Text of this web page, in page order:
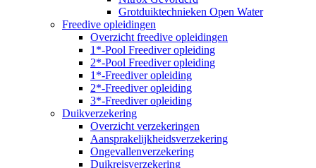
Grotduiktechnieken Open Water
Freedive opleidingen
Overzicht freedive opleidingen
1*-Pool Freediver opleiding
2*-Pool Freediver opleiding
1*-Freediver opleiding
2*-Freediver opleiding
3*-Freediver opleiding
Duikverzekering
Overzicht verzekeringen
Aansprakelijkheidsverzekering
Ongevallenverzekering
Duikreisverzekering